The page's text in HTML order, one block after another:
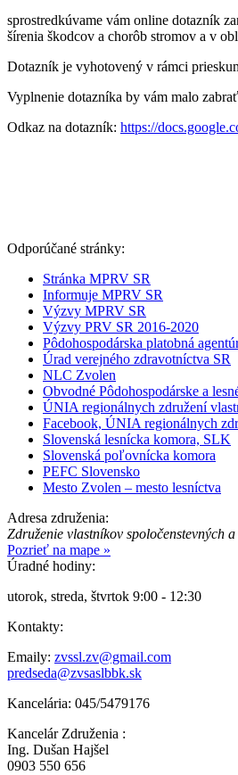
sprostredkúvame vám online dotazník
šírenia škodcov a chorôb stromov a v
Dotazník je vyhotovený v rámci
Vyplnenie dotazníka by vám malo
Odkaz na dotazník: https://
Odporúčané stránky:
Stránka MPRV SR
Informuje MPRV SR
Výzvy MPRV SR
Výzvy PRV SR 2016-2020
Pôdohospodárska platobná
Úrad verejného zdravotníctva SR
NLC Zvolen
Obvodné Pôdohospodárske a
ÚNIA regionálnych združení
Facebook, ÚNIA regionálnych
Slovenská lesnícka komora, SLK
Slovenská poľovnícka komora
PEFC Slovensko
Mesto Zvolen – mesto lesníctva
Adresa združenia:
Združenie vlastníkov spoločenstevných
Pozrieť na mape »
Úradné hodiny:
utorok, streda, štvrtok 9:00 - 12:30
Kontakty:
Emaily: zvssl.zv@gmail.com
predseda@zvsaslbbk.sk
Kancelária: 045/5479176
Kancelár Združenia :
Ing. Dušan Hajšel
0903 550 656